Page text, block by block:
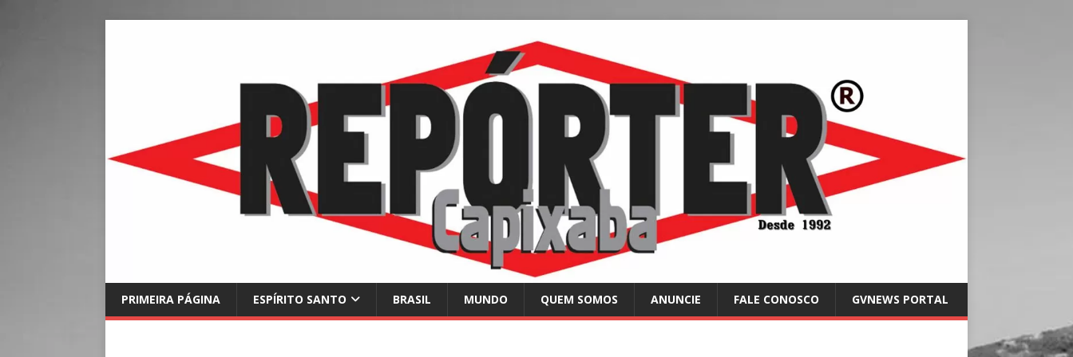
PRIMEIRA PÁGINA ESPÍRITO SANTO BRASIL MUNDO QUEM SOMOS ANUNCIE FALE CONOSCO GVNEWS PORTAL